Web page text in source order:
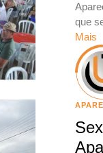
que
Mais